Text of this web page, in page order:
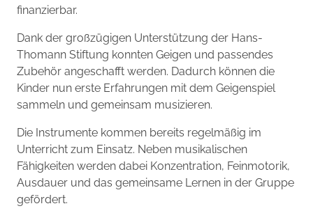
finanzierbar.
Dank der großzügigen Unterstützung der Hans-
Thomann Stiftung konnten Geigen und passendes
Zubehör angeschafft werden. Dadurch können die
Kinder nun erste Erfahrungen mit dem Geigenspiel
sammeln und gemeinsam musizieren.
Die Instrumente kommen bereits regelmäßig im
Unterricht zum Einsatz. Neben musikalischen
Fähigkeiten werden dabei Konzentration, Feinmotorik,
Ausdauer und das gemeinsame Lernen in der Gruppe
gefördert.